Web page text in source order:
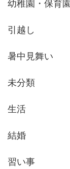
幼稚園・保育園
引越し
暑中見舞い
未分類
生活
結婚
習い事